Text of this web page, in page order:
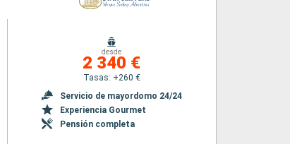
desde
2 340 €
Tasas: +260 €
Servicio de mayordomo 24/24
Experiencia Gourmet
Pensión completa